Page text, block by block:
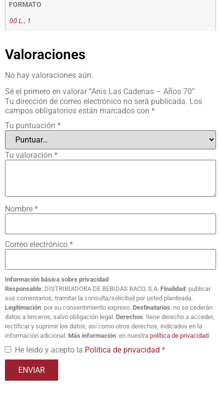
FORMATO
00 L., 1
Valoraciones
No hay valoraciones aún.
Sé el primero en valorar “Anis Las Cadenas – Años 70”
Tu dirección de correo electrónico no será publicada. Los
campos obligatorios están marcados con *
Tu puntuación *
Tu valoración *
Nombre *
Correo electrónico *
Información básica sobre privacidad
Responsable: DISTRIBUIDORA DE BEBIDAS BACO, S.A. Finalidad : publicar
sus comentarios, tramitar la consulta/solicitud por usted planteada.
Legitimación: por su consentimiento expreso. Destinatarios: no se cederán
datos a terceros, salvo obligación legal. Derechos: tiene derecho a acceder,
rectificar y suprimir los datos, así como otros derechos, indicados en la
información adicional. Más información: en nuestra política de privacidad.
He leído y acepto la Política de privacidad *